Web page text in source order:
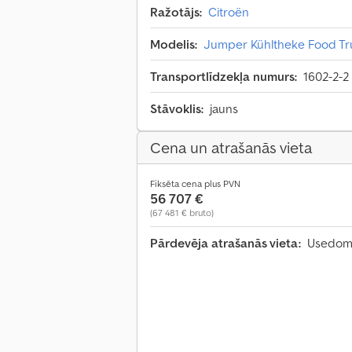
Ražotājs: Citroën
Modelis: Jumper Kühltheke Food
Transportlīdzekļa numurs: 1602-2-2
Stāvoklis: jauns
Cena un atrašanās vieta
Fiksēta cena plus PVN
56 707 €
(67 481 € bruto)
Pārdevēja atrašanās vieta: